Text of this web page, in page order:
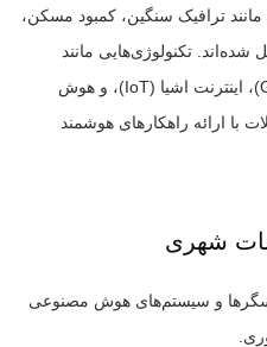
ترافیک سنگین، کمبود مسکن،
شده‌اند. تکنولوژی‌هایی مانند
سیستم‌های اطلاعات جغرافیایی (GIS)، اینترنت اشیا (IoT)، و هوش
ارائه راهکارهای هوشمند
شهری
و سیستم‌های هوش مصنوعی